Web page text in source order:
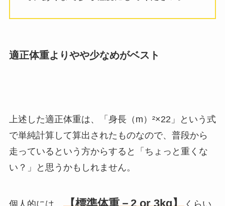
適正体重よりやや少なめがベスト
上述した適正体重は、「身長（m）²×22」という式
で単純計算して算出されたものなので、普段から
走っているという方からすると「ちょっと重くな
い？」と思うかもしれません。
【標準体重－2 or 3kg】